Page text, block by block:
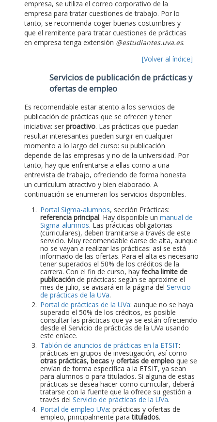
empresa, se utiliza el correo corporativo de la
empresa para tratar cuestiones de trabajo. Por lo
tanto, se recomienda coger buenas costumbres y
que el remitente para tratar cuestiones de prácticas
en empresa tenga extensión @estudiantes.uva.es.
[Volver al índice]
Servicios de publicación de prácticas y
ofertas de empleo
Es recomendable estar atento a los servicios de
publicación de prácticas que se ofrecen y tener
iniciativa: ser proactivo. Las prácticas que puedan
resultar interesantes pueden surgir en cualquier
momento a lo largo del curso: su publicación
depende de las empresas y no de la universidad. Por
tanto, hay que enfrentarse a ellas como a una
entrevista de trabajo, ofreciendo de forma honesta
un currículum atractivo y bien elaborado. A
continuación se enumeran los servicios disponibles.
Portal Sigma-alumnos, sección Prácticas:
referencia principal. Hay disponible un manual de
Sigma-alumnos. Las prácticas obligatorias
(curriculares), deben tramitarse a través de este
servicio. Muy recomendable darse de alta, aunque
no se vayan a realizar las prácticas: así se está
informado de las ofertas. Para el alta es necesario
tener superados el 50% de los créditos de la
carrera. Con el fin de curso, hay fecha limite de
publicación de prácticas: según se aproxime el
mes de julio, se avisará en la página del Servicio
de prácticas de la UVa.
Portal de prácticas de la UVa: aunque no se haya
superado el 50% de los créditos, es posible
consultar las prácticas que ya se están ofreciendo
desde el Servicio de prácticas de la UVa usando
este enlace.
Tablón de anuncios de prácticas en la ETSIT:
prácticas en grupos de investigación, así como
otras prácticas, becas y ofertas de empleo que se
envían de forma específica a la ETSIT, ya sean
para alumnos o para titulados. Si alguna de estas
prácticas se desea hacer como curricular, deberá
tratarse con la fuente que la ofrece su gestión a
través del Servicio de prácticas de la UVa.
Portal de empleo UVa: prácticas y ofertas de
empleo, principalmente paratitulados.